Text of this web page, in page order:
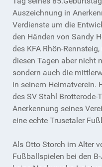
Auszeichnung in
Verdienste um die
den Händen von Sandy
des KFA Rhön-
diesen Tagen aber nicht
sondern auch die
in seinem Heimatverein.
des SV Stahl Brotterode-
Anerkennung seines
eine echte Trusetaler
Als Otto Storch im Alter
Fußballspielen bei den